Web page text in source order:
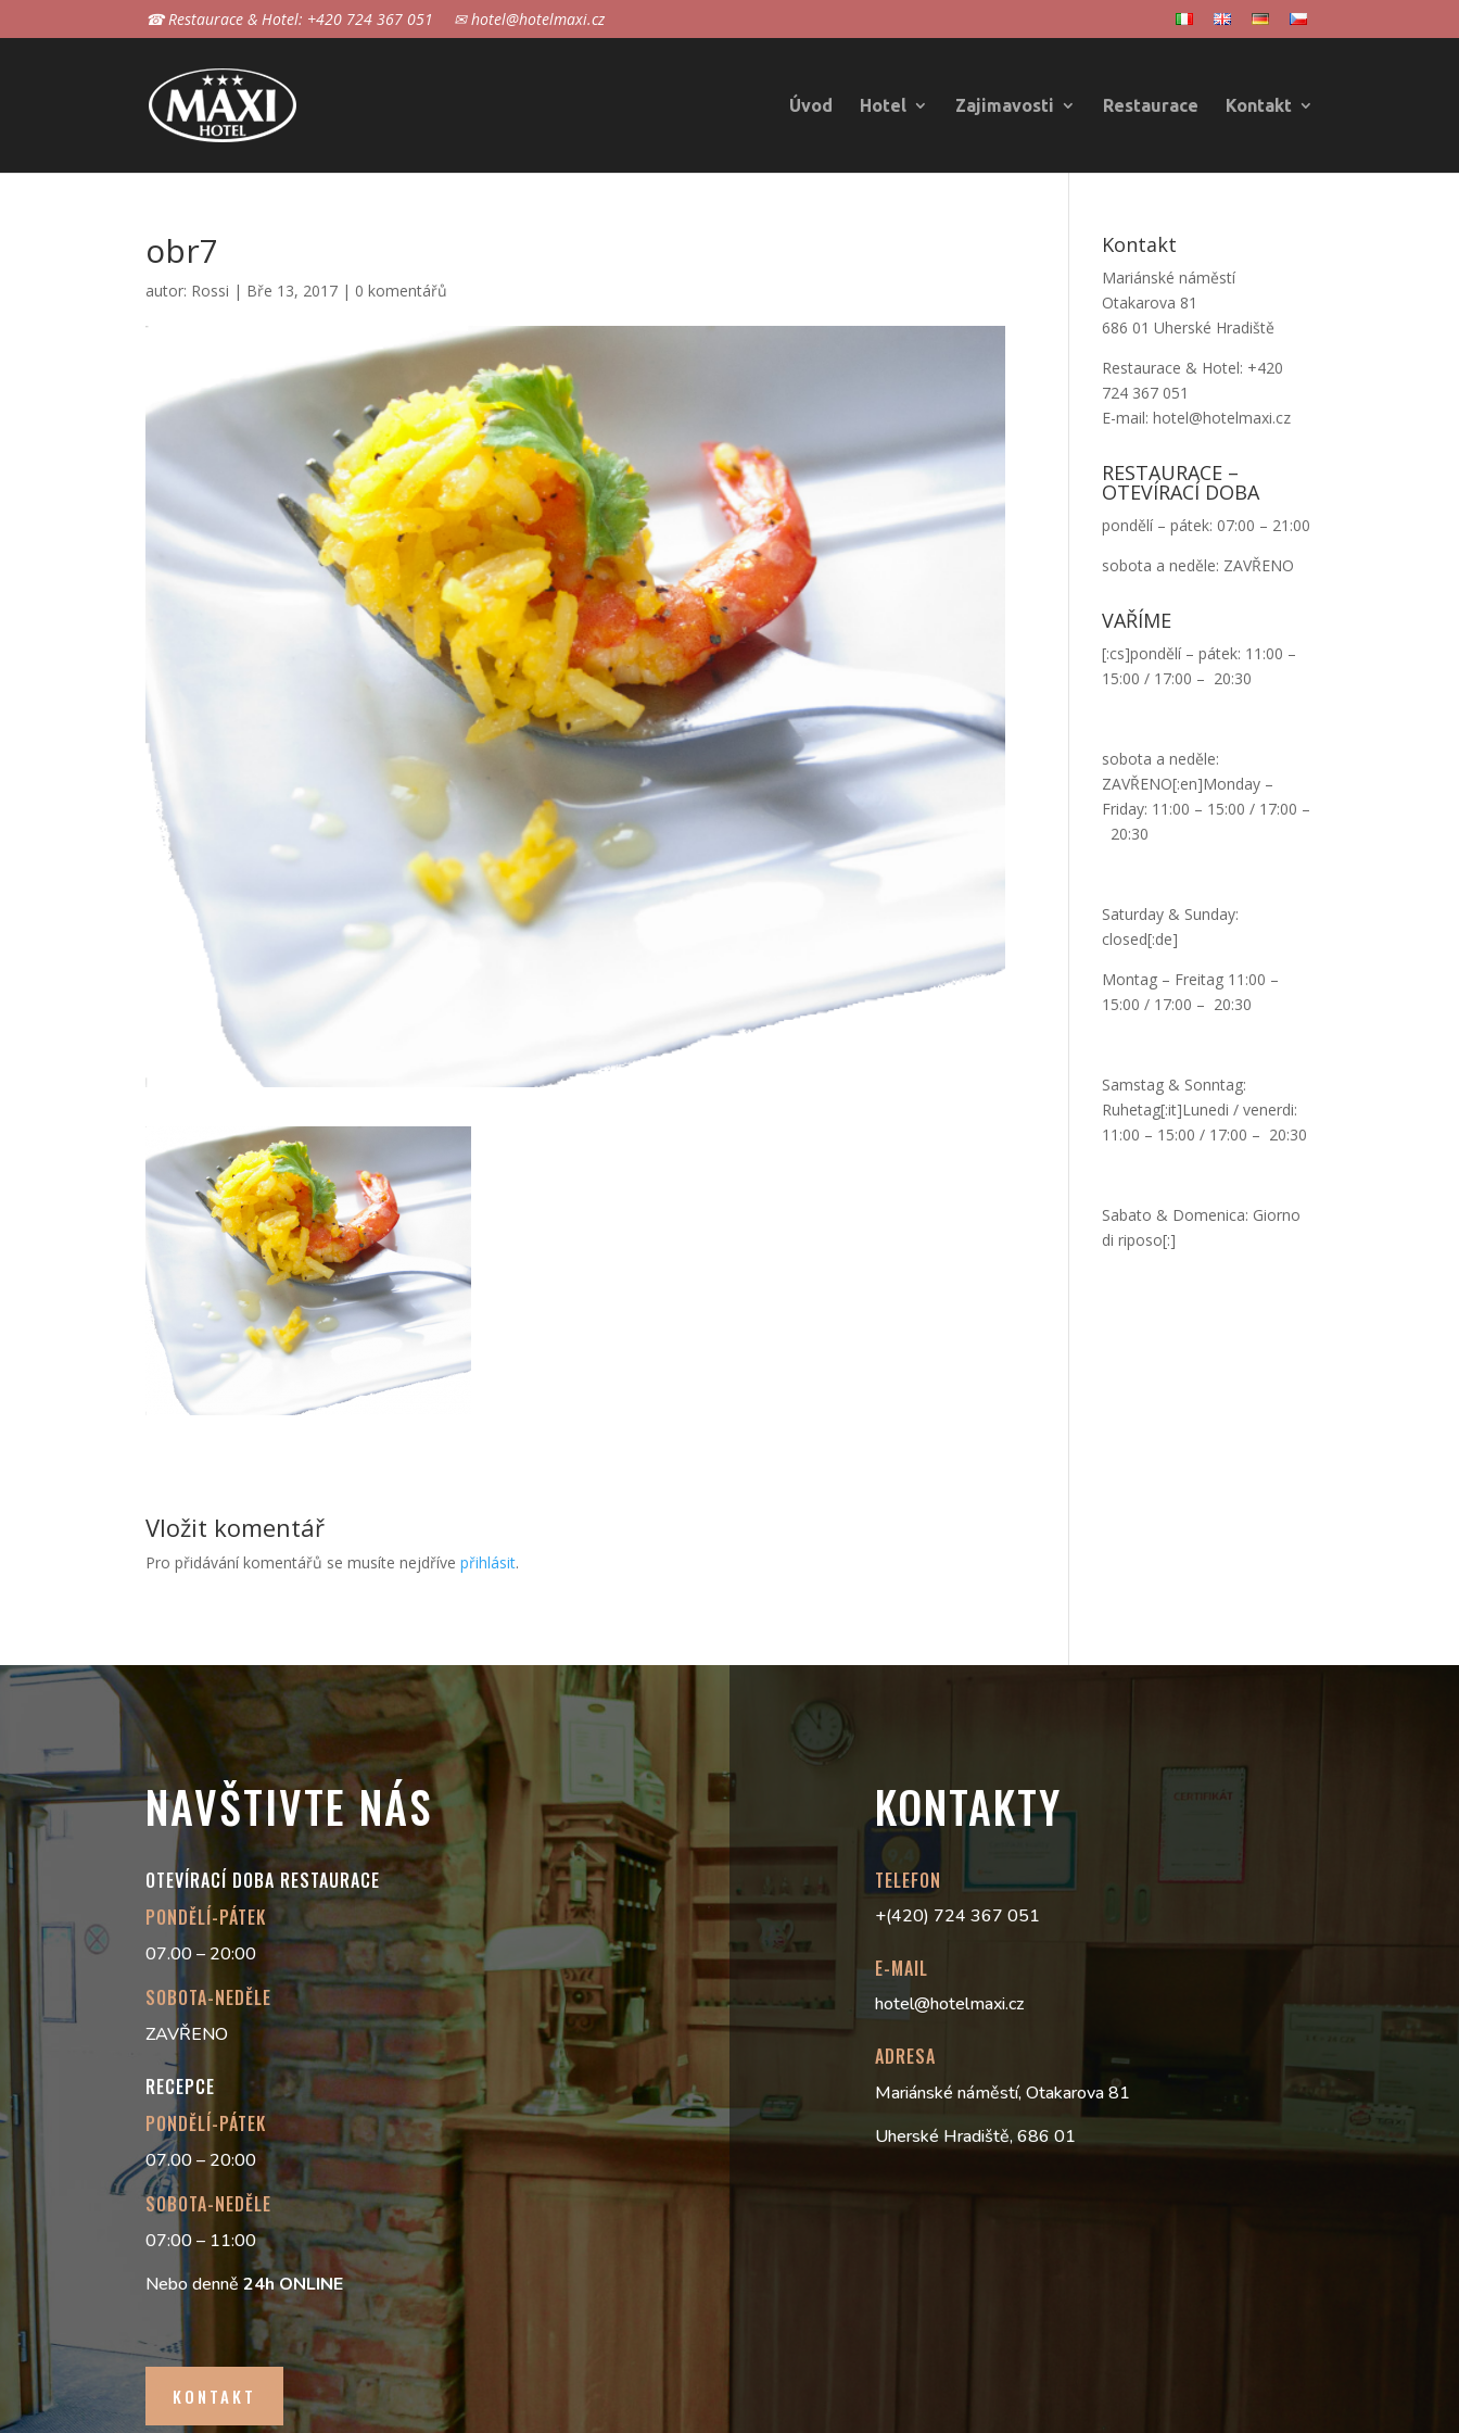
☎ Restaurace & Hotel: +420 724 367 051 ✉ hotel@hotelmaxi.cz
Úvod Hotel Zajimavosti Restaurace Kontakt
obr7
autor: Rossi | Bře 13, 2017 | 0 komentářů
Vložit komentář
Pro přidávání komentářů se musíte nejdřívepřihlásit.
Kontakt
Mariánské náměstí
Otakarova 81
686 01 Uherské Hradiště
Restaurace & Hotel: +420
724 367 051
E-mail: hotel@hotelmaxi.cz
RESTAURACE –
OTEVÍRACÍ DOBA
pondělí – pátek: 07:00 – 21:00
sobota a neděle: ZAVŘENO
VAŘÍME
[:cs]pondělí – pátek: 11:00 –
15:00 / 17:00 – 20:30
sobota a neděle:
ZAVŘENO[:en]Monday –
Friday: 11:00 – 15:00 / 17:00 –
20:30
Saturday & Sunday:
closed[:de]
Montag – Freitag 11:00 –
15:00 / 17:00 – 20:30
Samstag & Sonntag:
Ruhetag[:it]Lunedi / venerdi:
11:00 – 15:00 / 17:00 – 20:30
Sabato & Domenica: Giorno
di riposo[:]
NAVŠTIVTE NÁS
OTEVÍRACÍ DOBA RESTAURACE
PONDĚLÍ-PÁTEK
07.00 – 20:00
SOBOTA-NEDĚLE
ZAVŘENO
RECEPCE
PONDĚLÍ-PÁTEK
07.00 – 20:00
SOBOTA-NEDĚLE
07:00 – 11:00
Nebo denně24hONLINE
KONTAKT
KONTAKTY
TELEFON
+(420) 724 367 051
E-MAIL
hotel@hotelmaxi.cz
ADRESA
Mariánské náměstí, Otakarova 81
Uherské Hradiště, 686 01